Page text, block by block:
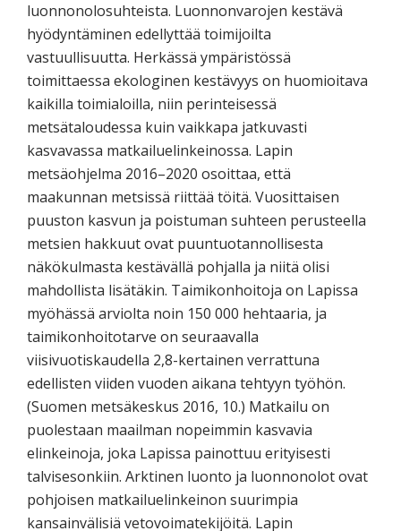
luonnonolosuhteista. Luonnonvarojen kestävä
hyödyntäminen edellyttää toimijoilta
vastuullisuutta. Herkässä ympäristössä
toimittaessa ekologinen kestävyys on huomioitava
kaikilla toimialoilla, niin perinteisessä
metsätaloudessa kuin vaikkapa jatkuvasti
kasvavassa matkailuelinkeinossa. Lapin
metsäohjelma 2016–2020 osoittaa, että
maakunnan metsissä riittää töitä. Vuosittaisen
puuston kasvun ja poistuman suhteen perusteella
metsien hakkuut ovat puuntuotannollisesta
näkökulmasta kestävällä pohjalla ja niitä olisi
mahdollista lisätäkin. Taimikonhoitoja on Lapissa
myöhässä arviolta noin 150 000 hehtaaria, ja
taimikonhoitotarve on seuraavalla
viisivuotiskaudella 2,8-kertainen verrattuna
edellisten viiden vuoden aikana tehtyyn työhön.
(Suomen metsäkeskus 2016, 10.) Matkailu on
puolestaan maailman nopeimmin kasvavia
elinkeinoja, joka Lapissa painottuu erityisesti
talvisesonkiin. Arktinen luonto ja luonnonolot ovat
pohjoisen matkailuelinkeinon suurimpia
kansainvälisiä vetovoimatekijöitä. Lapin